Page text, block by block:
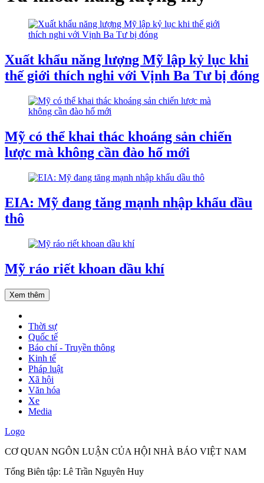
Xuất khẩu năng lượng Mỹ lập kỷ lục khi
thế giới thích nghi với Vịnh Ba Tư bị đóng
Mỹ có thể khai thác khoáng sản chiến
lược mà không cần đào hố mới
EIA: Mỹ đang tăng mạnh nhập khẩu dầu
thô
Mỹ ráo riết khoan dầu khí
Xem thêm
Thời sự
Quốc tế
Báo chí - Truyền thông
Kinh tế
Pháp luật
Xã hội
Văn hóa
Xe
Media
Logo
CƠ QUAN NGÔN LUẬN CỦA HỘI NHÀ BÁO VIỆT NAM
Tổng Biên tập: Lê Trần Nguyên Huy